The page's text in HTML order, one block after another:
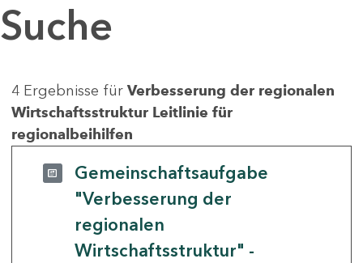
Suche
4 Ergebnisse für Verbesserung der regionalen
Wirtschaftsstruktur Leitlinie für
regionalbeihilfen
Gemeinschaftsaufgabe
"Verbesserung der
regionalen
Wirtschaftsstruktur" -